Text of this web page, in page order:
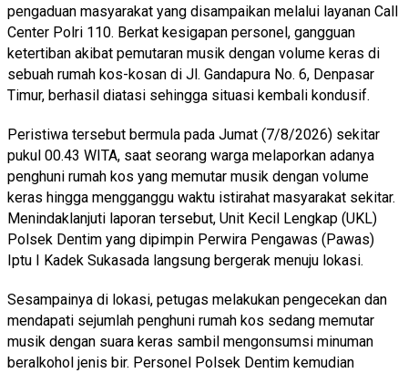
pengaduan masyarakat yang disampaikan melalui layanan Call
Center Polri 110. Berkat kesigapan personel, gangguan
ketertiban akibat pemutaran musik dengan volume keras di
sebuah rumah kos-kosan di Jl. Gandapura No. 6, Denpasar
Timur, berhasil diatasi sehingga situasi kembali kondusif.
Peristiwa tersebut bermula pada Jumat (7/8/2026) sekitar
pukul 00.43 WITA, saat seorang warga melaporkan adanya
penghuni rumah kos yang memutar musik dengan volume
keras hingga mengganggu waktu istirahat masyarakat sekitar.
Menindaklanjuti laporan tersebut, Unit Kecil Lengkap (UKL)
Polsek Dentim yang dipimpin Perwira Pengawas (Pawas)
Iptu I Kadek Sukasada langsung bergerak menuju lokasi.
Sesampainya di lokasi, petugas melakukan pengecekan dan
mendapati sejumlah penghuni rumah kos sedang memutar
musik dengan suara keras sambil mengonsumsi minuman
beralkohol jenis bir. Personel Polsek Dentim kemudian